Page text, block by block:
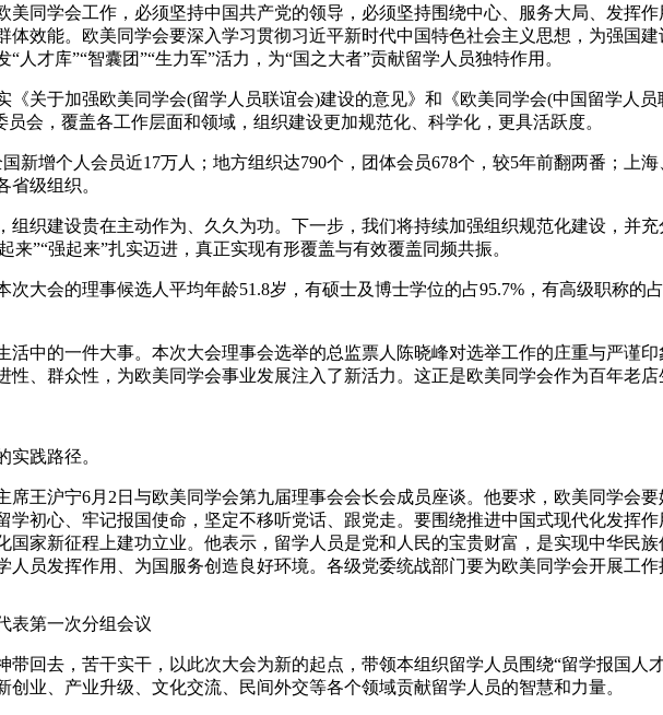
美同学会工作，必须坚持中国共产党的领导，必须坚持围绕中心、服务大局、发挥
体效能。欧美同学会要深入学习贯彻习近平新时代中国特色社会主义思想，为强国
人才库”“智囊团”“生力军”活力，为“国之大者”贡献留学人员独特作用。
于加强欧美同学会(留学人员联谊会)建设的意见》和《欧美同学会(中国留学人
会，覆盖各工作层面和领域，组织建设更加规范化、科学化，更具活跃度。
增个人会员近17万人；地方组织达790个，团体会员678个，较5年前翻两番；上
省级组织。
建设贵在主动作为、久久为功。下一步，我们将持续加强组织规范化建设，并
来”“强起来”扎实迈进，真正实现有形覆盖与有效覆盖同频共振。
会的理事候选人平均年龄51.8岁，有硕士及博士学位的占95.7%，有高级职称的
的一件大事。本次大会理事会选举的总监票人陈晓峰对选举工作的庄重与严谨印
性、群众性，为欧美同学会事业发展注入了新活力。这正是欧美同学会作为百年老店
践路径。
沪宁6月2日与欧美同学会第九届理事会会长会成员座谈。他要求，欧美同学会
学初心、牢记报国使命，坚定不移听党话、跟党走。要围绕推进中国式现代化发挥
国家新征程上建功立业。他表示，留学人员是党和人民的宝贵财富，是实现中华民
人员发挥作用、为国服务创造良好环境。各级党委统战部门要为欧美同学会开展工
表第一次分组会议
去，苦干实干，以此次大会为新的起点，带领本组织留学人员围绕“留学报国人
业、产业升级、文化交流、民间外交等各个领域贡献留学人员的智慧和力量。